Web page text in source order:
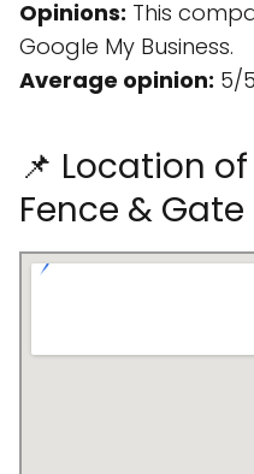
Opinions: This
Google My Business.
Average opinion: 5/
📌 Location
Fence & Gate